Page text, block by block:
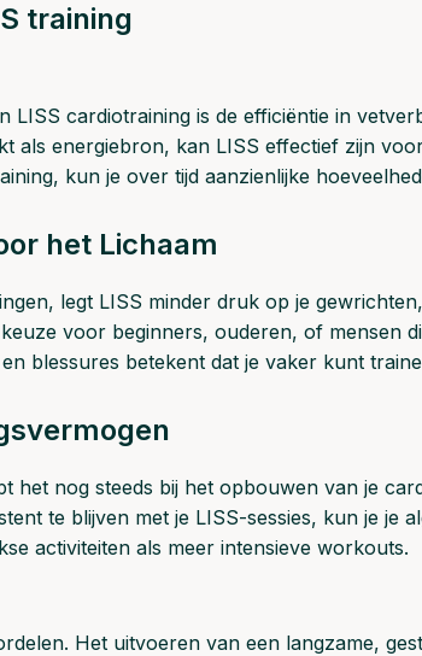
training
LISS cardiotraining is de efficiëntie in
als energiebron, kan LISS effectief zijn
kun je over tijd aanzienlijke
het Lichaam
legt LISS minder druk op je
voor beginners, ouderen, of mensen
blessures betekent dat je vaker kunt
het nog steeds bij het opbouwen van je
te blijven met je LISS-sessies, kun je je
activiteiten als meer intensieve workouts.
Het uitvoeren van een langzame,